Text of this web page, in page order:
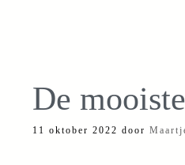
Kruiden
Moestuin
De
11 oktober 2022 door